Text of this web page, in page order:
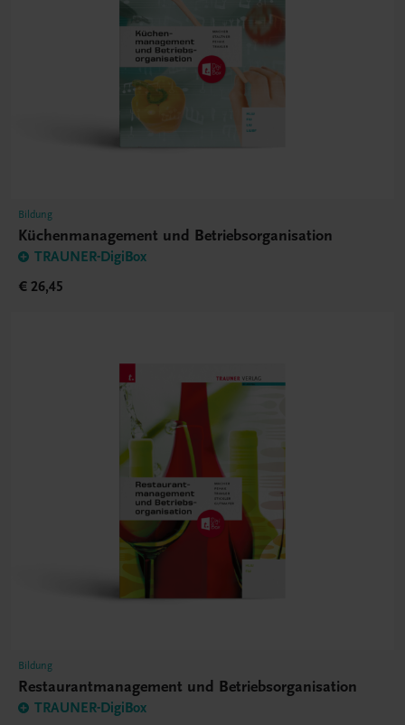
Bildung
Küchenmanagement und Betriebsorganisation
TRAUNER-DigiBox
€ 26,45
Bildung
Restaurantmanagement und Betriebsorganisation
TRAUNER-DigiBox